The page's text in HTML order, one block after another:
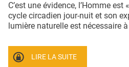
C’est une évidence, l’Homme
cycle circadien jour-nuit et son
lumière naturelle est nécessaire
LIRE LA SUITE